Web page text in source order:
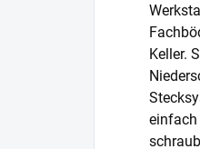
Keller.
einfach